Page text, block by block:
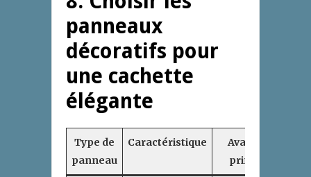
panneaux
décoratifs pour
une cachette
élégante
Type de
panneau
Caractéristique
Avantage
principal